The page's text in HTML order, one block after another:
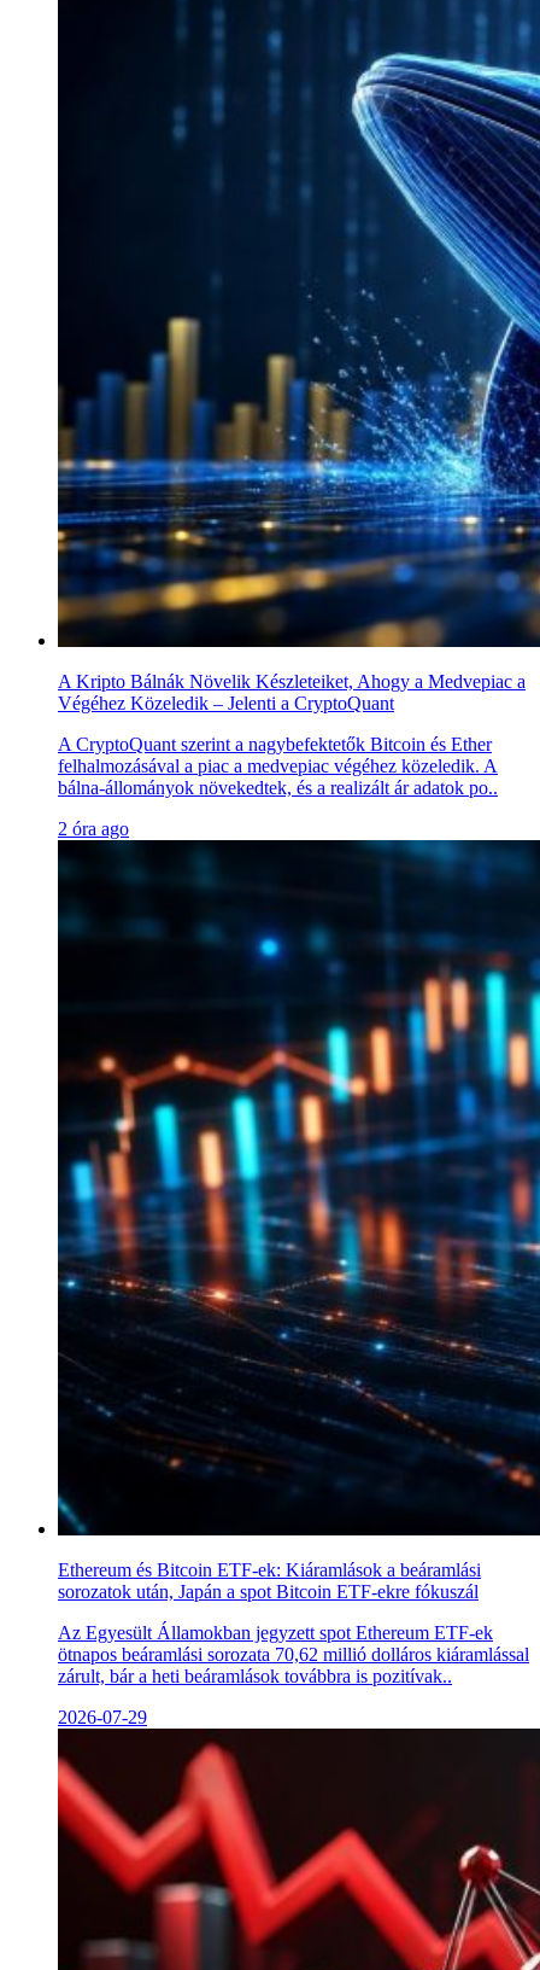
A Kripto Bálnák Növelik Készleteiket, Ahogy a Medvepiac a
Végéhez Közeledik – Jelenti a CryptoQuant
A CryptoQuant szerint a nagybefektetők Bitcoin és Ether
felhalmozásával a piac a medvepiac végéhez közeledik. A
bálna-állományok növekedtek, és a realizált ár adatok po..
2 óra ago
Ethereum és Bitcoin ETF-ek: Kiáramlások a beáramlási
sorozatok után, Japán a spot Bitcoin ETF-ekre fókuszál
Az Egyesült Államokban jegyzett spot Ethereum ETF-ek
ötnapos beáramlási sorozata 70,62 millió dolláros kiáramlással
zárult, bár a heti beáramlások továbbra is pozitívak..
2026-07-29